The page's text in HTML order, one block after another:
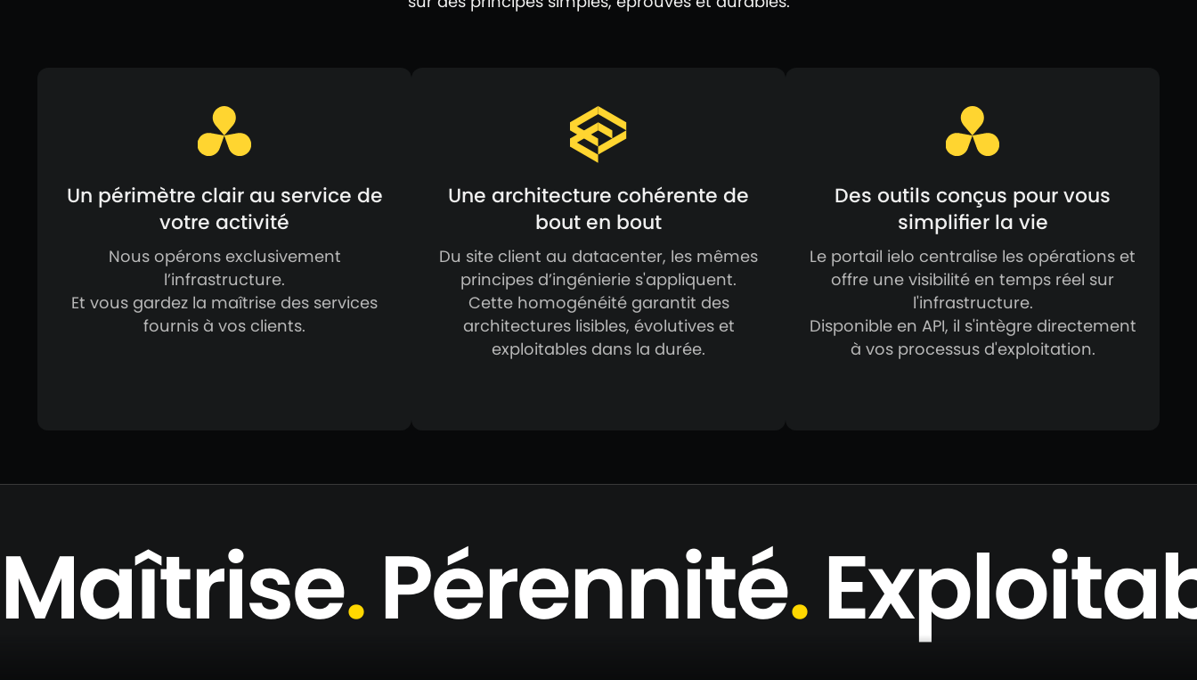
Un périmètre clair au service de
votre activité
Nous opérons exclusivement
l’infrastructure.
Et vous gardez la maîtrise des services
fournis à vos clients.
Une architecture cohérente de
bout en bout
Du site client au datacenter, les mêmes
principes d’ingénierie s'appliquent.
Cette homogénéité garantit des
architectures lisibles, évolutives et
exploitables dans la durée.
Des outils conçus pour vous
simplifier la vie
Le portail ielo centralise les opérations et
offre une visibilité en temps réel sur
l'infrastructure.
Disponible en API, il s'intègre directement
à vos processus d'exploitation.
Maîtrise.Pérennité.